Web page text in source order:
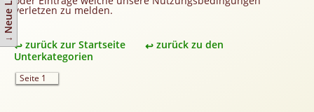
Eintrag ändern
verletzen zu melden.
zurück zur Startseite
zurück zu den
Unterkategorien
Seite 1